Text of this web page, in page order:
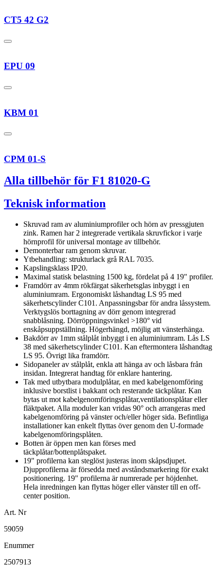
CT5 42 G2
EPU 09
KBM 01
CPM 01-S
Alla tillbehör för F1 81020-G
Teknisk information
Skruvad ram av aluminiumprofiler och hörn av pressgjuten
zink. Ramen har 2 integrerade vertikala skruvfickor i varje
hörnprofil för universal montage av tillbehör.
Demonterbar ram genom skruvar.
Ytbehandling: strukturlack grå RAL 7035.
Kapslingsklass IP20.
Maximal statisk belastning 1500 kg, fördelat på 4 19" profiler.
Framdörr av 4mm rökfärgat säkerhetsglas inbyggt i en
aluminiumram. Ergonomiskt låshandtag LS 95 med
säkerhetscylinder C101. Anpassningsbar för andra låssystem.
Verktygslös borttagning av dörr genom integrerad
snabblåsning. Dörröppningsvinkel >180° vid
enskåpsuppställning. Högerhängd, möjlig att vänsterhänga.
Bakdörr av 1mm stålplåt inbyggt i en aluminiumram. Lås LS
38 med säkerhetscylinder C101. Kan eftermontera låshandtag
LS 95. Övrigt lika framdörr.
Sidopaneler av stålplåt, enkla att hänga av och låsbara från
insidan. Integrerat handtag för enklare hantering.
Tak med utbytbara modulplåtar, en med kabelgenomföring
inklusive borstlist i bakkant och resterande täckplåtar. Kan
bytas ut mot kabelgenomföringsplåtar,ventilationsplåtar eller
fläktpaket. Alla moduler kan vridas 90° och arrangeras med
kabelgenomföring på vänster och/eller höger sida. Befintliga
installationer kan enkelt flyttas över genom den U-formade
kabelgenomföringsplåten.
Botten är öppen men kan förses med
täckplåtar/bottenplåtspaket.
19" profilerna kan steglöst justeras inom skåpsdjupet.
Djupprofilerna är försedda med avståndsmarkering för exakt
positionering. 19" profilerna är numrerade per höjdenhet.
Hela inredningen kan flyttas höger eller vänster till en off-
center position.
Art. Nr
59059
Enummer
2507913